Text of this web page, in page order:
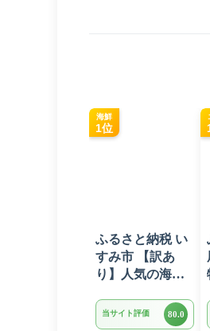
海鮮
1位
ふるさと納税 い
すみ市 【訳あ
り】人気の海鮮
塩 塩銀鮭切り落
とし(端材)約3kg
当サイト評価 80.0